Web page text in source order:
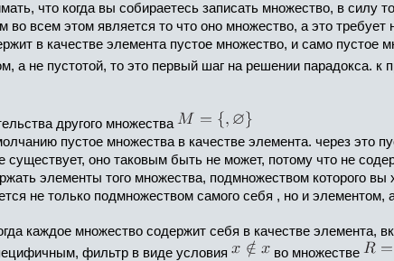
что когда вы собираетесь записать множество, в
всем этом является то что оно множество, а это
в качестве элемента пустое множество, и само пустое
а не пустотой, то это первый шаг на решении парадокса. к
другого множества
пустое множества в качестве элемента. через
существует, оно таковым быть не может, потому что не
элементы того множества, подмножеством которого
не только подмножеством самого себя , но и
каждое множество содержит себя в качестве элемента,
фильтр в виде условия
во множестве